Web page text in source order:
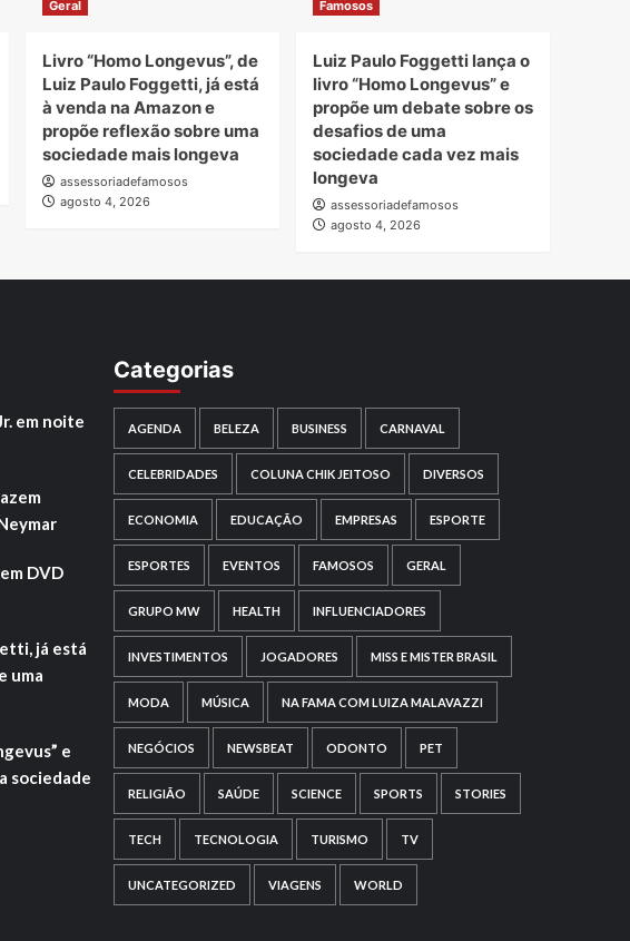
Geral
Livro “Homo Longevus”, de
Luiz Paulo Foggetti, já está
à venda na Amazon e
propõe reflexão sobre uma
sociedade mais longeva
assessoriadefamosos
agosto 4, 2026
Famosos
Luiz Paulo Foggetti lança o
livro “Homo Longevus” e
propõe um debate sobre os
desafios de uma
sociedade cada vez mais
longeva
assessoriadefamosos
agosto 4, 2026
em noite
DVD
já está
uma
e
sociedade
Categorias
AGENDA BELEZA BUSINESS CARNAVAL
CELEBRIDADES COLUNA CHIK JEITOSO DIVERSOS
ECONOMIA EDUCAÇÃO EMPRESAS ESPORTE
ESPORTES EVENTOS FAMOSOS GERAL
GRUPO MW HEALTH INFLUENCIADORES
INVESTIMENTOS JOGADORES MISS E MISTER BRASIL
MODA MÚSICA NA FAMA COM LUIZA MALAVAZZI
NEGÓCIOS NEWSBEAT ODONTO PET
RELIGIÃO SAÚDE SCIENCE SPORTS STORIES
TECH TECNOLOGIA TURISMO TV
UNCATEGORIZED VIAGENS WORLD